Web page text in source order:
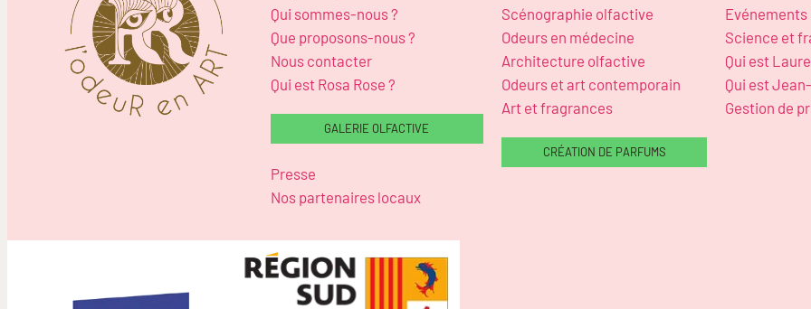
Qui sommes-nous ?
Que proposons-nous ?
Nous contacter
Qui est Rosa Rose ?
GALERIE OLFACTIVE
Presse
Nos partenaires locaux
Scénographie olfactive
Odeurs en médecine
Architecture olfactive
Odeurs et art contemporain
Art et fragrances
CRÉATION DE PARFUMS
Science et
Qui est
Qui est
Gestion de